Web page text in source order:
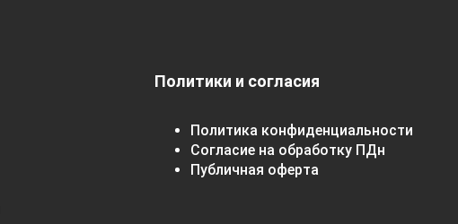
Политики и согласия
Политика конфиденциальности
Согласие на обработку ПДн
Публичная оферта